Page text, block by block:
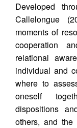
Developed
Callelongue
moments of
cooperation
relational
individual and
where to
oneself
dispositions
others, and